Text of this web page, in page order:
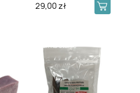
29,00 zł
Brak na stanie